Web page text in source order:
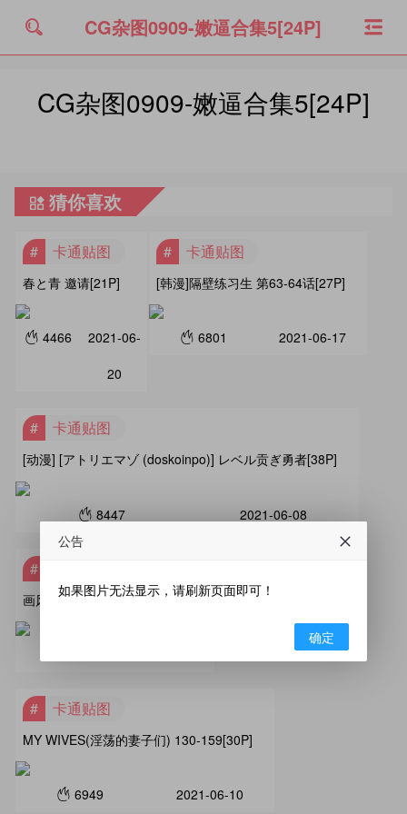
CG杂图0909-嫩逼合集5[24P]
CG杂图0909-嫩逼合集5[24P]
猜你喜欢
卡通贴图
春と青 邀请[21P]
4466
2021-06-
20
卡通贴图
[韩漫]隔壁练习生 第63-64话[27P]
6801 2021-06-17
卡通贴图
[动漫] [アトリエマゾ (doskoinpo)] レベル贡ぎ勇者[38P]
8447 2021-06-08
画风很不错的日漫第六波[20P]
卡通贴图
MY WIVES(淫荡的妻子们) 130-159[30P]
6949 2021-06-10
公告
如果图片无法显示，请刷新页面即可！
确定